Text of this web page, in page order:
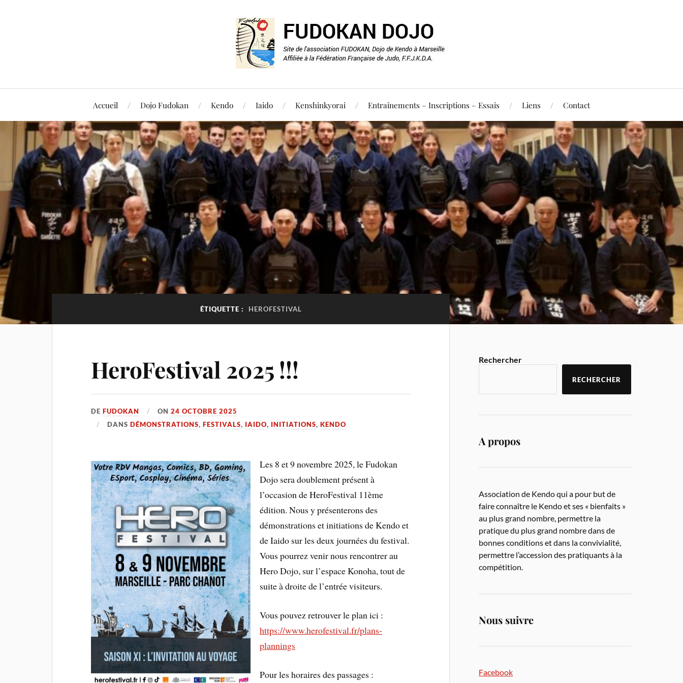
Accueil Dojo Fudokan Kendo Iaido Kenshinkyorai Entraînements – Inscriptions – Essais Liens Contact
ÉTIQUETTE : HEROFESTIVAL
HeroFestival 2025 !!!
DEFUDOKAN ON24 OCTOBRE 2025
DANSDÉMONSTRATIONS,FESTIVALS, IAIDO, INITIATIONS,KENDO
Les 8 et 9 novembre 2025, le Fudokan
Dojo sera doublement présent à
l’occasion de HeroFestival 11ème
édition. Nous y présenterons des
démonstrations et initiations de Kendo et
de Iaido sur les deux journées du festival.
Vous pourrez venir nous rencontrer au
Hero Dojo, sur l’espace Konoha, tout de
suite à droite de l’entrée visiteurs.
Vous pouvez retrouver le plan ici :
https://www.herofestival.fr/plans-
plannings
Pour les horaires des passages :
Rechercher
RECHERCHER
A propos
Association de Kendo qui a pour but de
faire connaître le Kendo et ses « bienfaits »
au plus grand nombre, permettre la
pratique du plus grand nombre dans de
bonnes conditions et dans la convivialité,
permettre l’accession des pratiquants à la
compétition.
Nous suivre
Facebook